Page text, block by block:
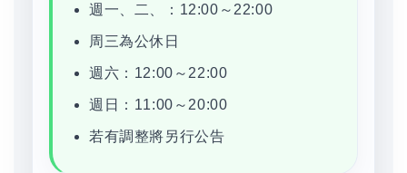
週一、二、：12:00～22:00
周三為公休日
週六：12:00～22:00
週日：11:00～20:00
若有調整將另行公告